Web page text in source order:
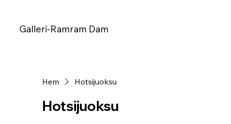
Galleri-Ramram Dam
Hem Hotsijuoksu
Hotsijuoksu